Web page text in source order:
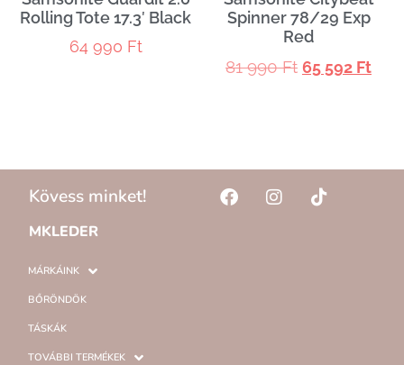
Rolling Tote 17.3′ Black
64 990 Ft
Spinner 78/29 Exp
Red
81 990Ft 65 592 Ft
Kövess minket!
MKLEDER
MÁRKÁINK
BŐRÖNDÖK
TÁSKÁK
TOVÁBBI TERMÉKEK